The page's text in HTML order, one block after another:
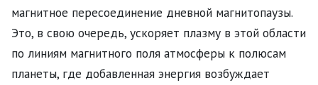
магнитное пересоединение дневной магнитопаузы.
Это, в свою очередь, ускоряет плазму в этой области
по линиям магнитного поля атмосферы к полюсам
планеты, где добавленная энергия возбуждает